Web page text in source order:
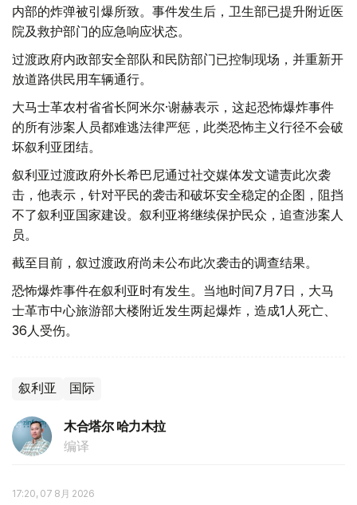
内部的炸弹被引爆所致。事件发生后，卫生部已提升附近医
院及救护部门的应急响应状态。
过渡政府内政部安全部队和民防部门已控制现场，并重新开
放道路供民用车辆通行。
大马士革农村省省长阿米尔·谢赫表示，这起恐怖爆炸事件
的所有涉案人员都难逃法律严惩，此类恐怖主义行径不会破
坏叙利亚团结。
叙利亚过渡政府外长希巴尼通过社交媒体发文谴责此次袭
击，他表示，针对平民的袭击和破坏安全稳定的企图，阻挡
不了叙利亚国家建设。叙利亚将继续保护民众，追查涉案人
员。
截至目前，叙过渡政府尚未公布此次袭击的调查结果。
恐怖爆炸事件在叙利亚时有发生。当地时间7月7日，大马
士革市中心旅游部大楼附近发生两起爆炸，造成1人死亡、
36人受伤。
叙利亚 国际
木合塔尔 哈力木拉
编译
17:20, 07 8月 2026